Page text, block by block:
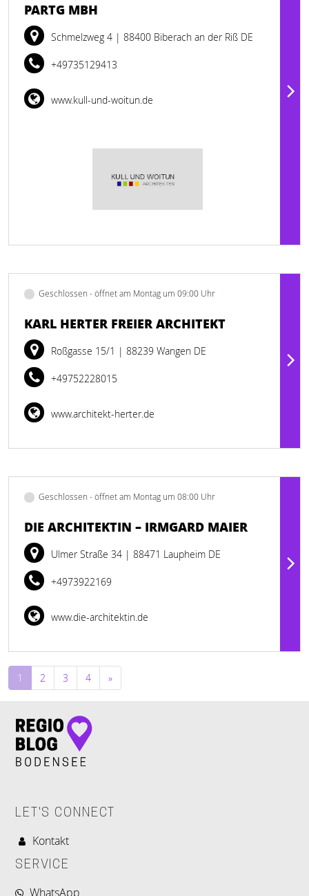
PARTG MBH
Schmelzweg 4 | 88400 Biberach an der Riß DE
+49735129413
www.kull-und-woitun.de
Geschlossen - öffnet am Montag um 09:00 Uhr
KARL HERTER FREIER ARCHITEKT
Roßgasse 15/1 | 88239 Wangen DE
+49752228015
www.architekt-herter.de
Geschlossen - öffnet am Montag um 08:00 Uhr
DIE ARCHITEKTIN – IRMGARD MAIER
Ulmer Straße 34 | 88471 Laupheim DE
+4973922169
www.die-architektin.de
Beitragsnavigation
1 2 3 4 »
LET'S CONNECT
Kontakt
SERVICE
WhatsApp